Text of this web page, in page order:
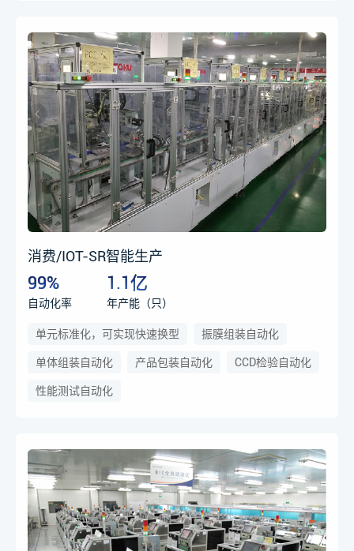
消费/IOT-SR智能生产
99%
自动化率
1.1亿
年产能（只）
单元标准化，可实现快速换型 振膜组装自动化
单体组装自动化 产品包装自动化 CCD检验自动化
性能测试自动化